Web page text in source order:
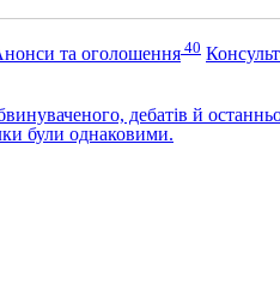
та оголошення40
дебатів й
були однаковими.